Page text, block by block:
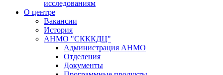
исследованиям
О центре
Вакансии
История
АНМО "СКККДЦ"
Администрация АНМО
Отделения
Документы